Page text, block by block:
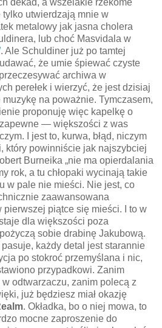
dekad, a wszelakie rzekome
utwierdzają mnie w
metalowy jak jasna cholera
lub choć Masvidala w
. Ale Schuldiner już po tamtej
że umie śpiewać czyste
archiwa w
perełek i wierzyć, że jest dzisiaj
na poważnie. Tymczasem,
proponuję więc kapelkę o
— większości z was
I jest to, kurwa, błąd, niczym
który powinniście jak najszybciej
Burneika „nie ma opierdalania
rok, a tu chłopaki wycinają takie
w pale nie mieści. Nie jest, co
zaawansowana
piątce się mieści. I to w
dla większości poza
sobie drabinę Jakubową.
każdy detal jest starannie
po stokroć przemyślana i nic,
przypadkowi. Zanim
w odtwarzaczu, zanim polecą z
już będziesz miał okazję
. Okładka, bo o niej mowa, to
mocne zaproszenie do